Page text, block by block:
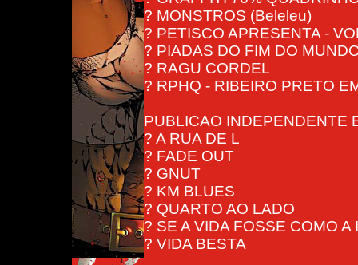
? MONSTROS (Beleleu)
? PETISCO APRESENTA -
? PIADAS DO FIM DO
? RAGU CORDEL
? RPHQ - RIBEIRO PRETO
PUBLICAO INDEPENDENTE
? A RUA DE L
? FADE OUT
? GNUT
? KM BLUES
? QUARTO AO LADO
? SE A VIDA FOSSE COMO A
? VIDA BESTA